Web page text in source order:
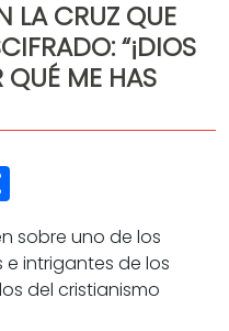
LA CRUZ QUE
“¡DIOS
ME HAS
sobre uno de los
intrigantes de los
del cristianismo